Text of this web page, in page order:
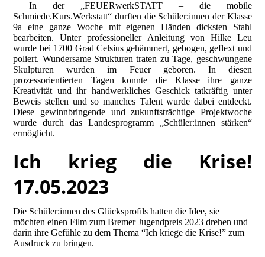
In der „FEUERwerkSTATT – die mobile
Schmiede.Kurs.Werkstatt“ durften die Schüler:innen der Klasse
9a eine ganze Woche mit eigenen Händen dicksten Stahl
bearbeiten.Unter professioneller Anleitung von Hilke Leu
wurde bei 1700 Grad Celsius gehämmert, gebogen, geflext und
poliert. Wundersame Strukturen traten zu Tage, geschwungene
Skulpturen wurden im Feuer geboren. In diesen
prozessorientierten Tagen konnte die Klasse ihre ganze
Kreativität und ihr handwerkliches Geschick tatkräftig unter
Beweis stellen und so manches Talent wurde dabei entdeckt.
Diese gewinnbringende und zukunftsträchtige Projektwoche
wurde durch das Landesprogramm „Schüler:innen stärken“
ermöglicht.
Ich krieg die Krise!
17.05.2023
Die Schüler:innen des Glücksprofils hatten die Idee, sie
möchten einen Film zum Bremer Jugendpreis 2023 drehen und
darin ihre Gefühle zu dem Thema “Ich kriege die Krise!” zum
Ausdruck zu bringen.